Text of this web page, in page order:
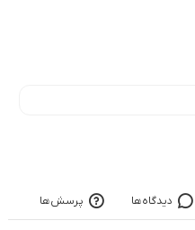
دیدگاه‌ها پرسش‌ها